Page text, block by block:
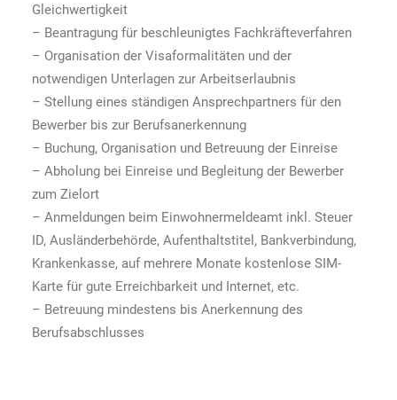
Gleichwertigkeit
– Beantragung für beschleunigtes Fachkräfteverfahren
– Organisation der Visaformalitäten und der
notwendigen Unterlagen zur Arbeitserlaubnis
– Stellung eines ständigen Ansprechpartners für den
Bewerber bis zur Berufsanerkennung
– Buchung, Organisation und Betreuung der Einreise
– Abholung bei Einreise und Begleitung der Bewerber
zum Zielort
– Anmeldungen beim Einwohnermeldeamt inkl. Steuer
ID, Ausländerbehörde, Aufenthaltstitel, Bankverbindung,
Krankenkasse, auf mehrere Monate kostenlose SIM-
Karte für gute Erreichbarkeit und Internet, etc.
– Betreuung mindestens bis Anerkennung des
Berufsabschlusses